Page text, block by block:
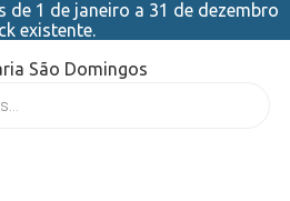
de 1 de janeiro a 31 de dezembro
existente.